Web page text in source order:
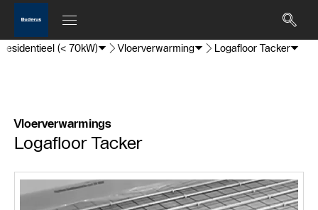
Residentieel (< 70kW) Vloerverwarming Logafloor Tacker
Vloerverwarmings
Logafloor Tacker